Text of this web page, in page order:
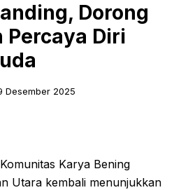
Dorong
Percaya Diri
Desember 2025
Karya Bening
Utara kembali menunjukkan